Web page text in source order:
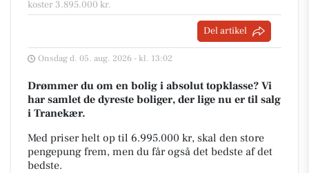
koster 3.895.000 kr.
Del artikel
Onsdag d. 05. aug. 2026 - kl. 13:02
Drømmer du om en bolig i absolut topklasse? Vi
har samlet de dyreste boliger, der lige nu er til salg
i Tranekær.
Med priser helt op til 6.995.000 kr, skal den store
pengepung frem, men du får også det bedste af det
bedste.